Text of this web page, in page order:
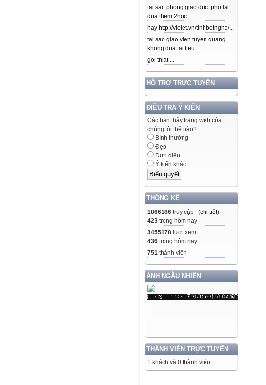
tai sao phong giao duc tpho lai
dua them 2hoc...
hay http://violet.vn/tinhbotnghe/...
tai sao giao vien tuyen quang
khong dua tai lieu...
goi thiat ...
HỖ TRỢ TRỰC TUYẾN
ĐIỀU TRA Ý KIẾN
Các bạn thầy trang web của
chúng tôi thế nào?
Bình thường
Đẹp
Đơn điệu
Ý kiến khác
THỐNG KÊ
1866186 truy cập (chi tiết)
423 trong hôm nay
3455178 lượt xem
436 trong hôm nay
751 thành viên
ẢNH NGẪU NHIÊN
THÀNH VIÊN TRỰC TUYẾN
1 khách và 0 thành viên